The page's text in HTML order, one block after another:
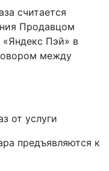
считается
Продавцом
Пэй» в
между
от услуги
предъявляются к